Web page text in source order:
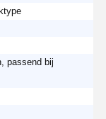
passend bij